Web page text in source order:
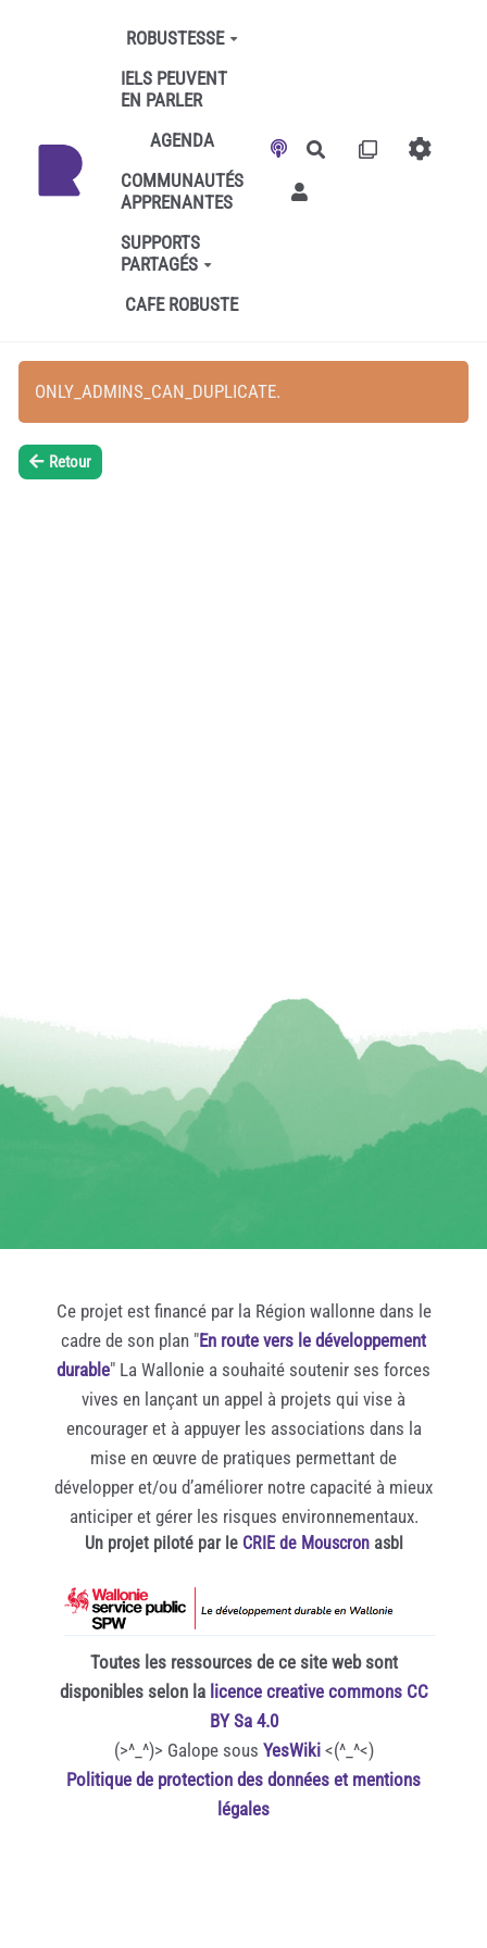
Aller au contenu principal
ROBUSTESSE
IELS PEUVENT
EN PARLER
AGENDA
COMMUNAUTÉS
APPRENANTES
SUPPORTS
PARTAGÉS
CAFE ROBUSTE
Rechercher
ONLY_ADMINS_CAN_DUPLICATE.
Retour
Ce projet est financé par la Région wallonne dans le
cadre de son plan "En route vers le développement
durable" La Wallonie a souhaité soutenir ses forces
vives en lançant un appel à projets qui vise à
encourager et à appuyer les associations dans la
mise en œuvre de pratiques permettant de
développer et/ou d’améliorer notre capacité à mieux
anticiper et gérer les risques environnementaux.
Un projet piloté par le CRIE de Mouscronasbl
Toutes les ressources de ce site web sont
disponibles selon la licence creative commons CC
BY Sa 4.0
(>^_^)> Galope sous YesWiki<(^_^<)
Politique de protection des données et mentions
légales